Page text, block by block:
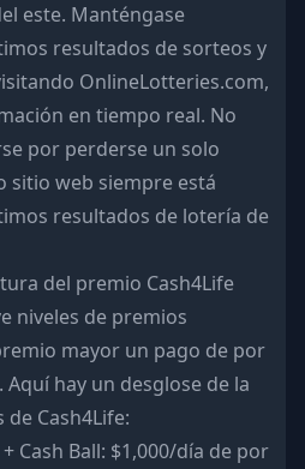
este. Manténgase
resultados de sorteos y
OnlineLotteries.com,
en tiempo real. No
por perderse un solo
sitio web siempre está
resultados de lotería de
del premio Cash4Life
niveles de premios
mayor un pago de por
hay un desglose de la
Cash4Life:
Cash Ball: $1,000/día de por